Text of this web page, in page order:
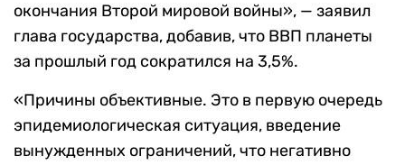
окончания Второй мировой войны», — заявил
глава государства, добавив, что ВВП планеты
за прошлый год сократился на 3,5%.
«Причины объективные. Это в первую очередь
эпидемиологическая ситуация, введение
вынужденных ограничений, что негативно